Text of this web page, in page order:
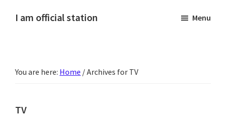
I am official station
fréttir
og
Menu
You are here: Home /Archives for TV
TV